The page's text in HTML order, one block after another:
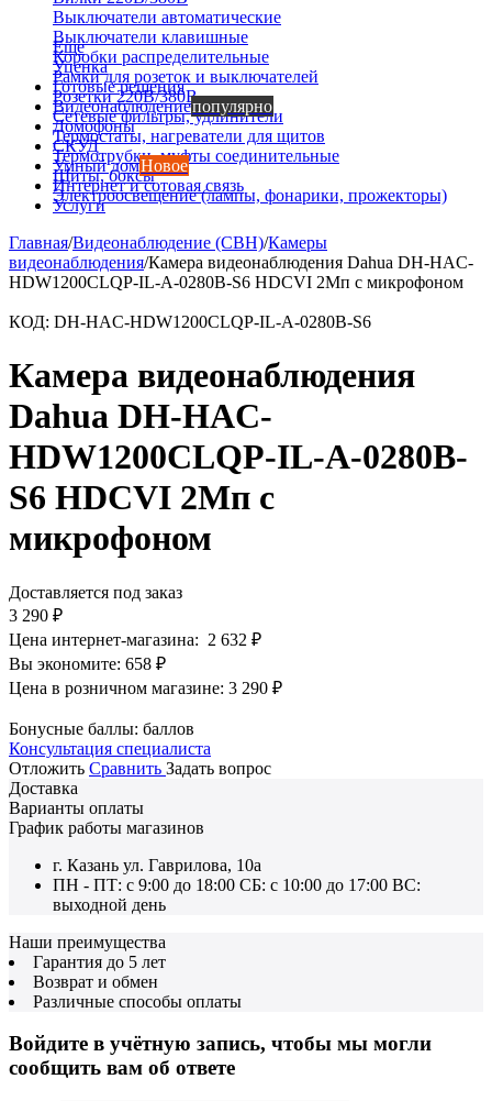
Выключатели автоматические
Выключатели клавишные
Коробки распределительные
Рамки для розеток и выключателей
Розетки 220В/380В
Сетевые фильтры, удлинители
Термостаты, нагреватели для щитов
Термотрубки, муфты соединительные
Щиты, боксы
Электроосвещение (лампы, фонарики, прожекторы)
Еще
Уценка
Готовые решения
Видеонаблюдениепопулярно
Домофоны
СКУД
Умный домНовое
Интернет и сотовая связь
Услуги
Главная/Видеонаблюдение (СВН)/Камеры
видеонаблюдения/Камера видеонаблюдения Dahua DH-HAC-
HDW1200CLQP-IL-A-0280B-S6 HDCVI 2Мп с микрофоном
КОД: DH-HAC-HDW1200CLQP-IL-A-0280B-S6
Камера видеонаблюдения
Dahua DH-HAC-
HDW1200CLQP-IL-A-0280B-
S6 HDCVI 2Мп с
микрофоном
Доставляется под заказ
3 290 ₽
Цена интернет-магазина: 2 632 ₽
Вы экономите: 658 ₽
Цена в розничном магазине: 3 290 ₽
Бонусные баллы: баллов
Консультация специалиста
Отложить Сравнить Задать вопрос
Доставка
Варианты оплаты
График работы магазинов
г. Казань ул. Гаврилова, 10а
ПН - ПТ: с 9:00 до 18:00 СБ: с 10:00 до 17:00 ВС:
выходной день
Наши преимущества
Гарантия до 5 лет
Возврат и обмен
Различные способы оплаты
Войдите в учётную запись, чтобы мы могли
сообщить вам об ответе